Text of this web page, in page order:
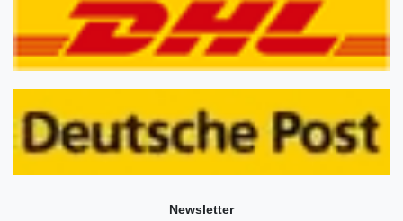
Newsletter